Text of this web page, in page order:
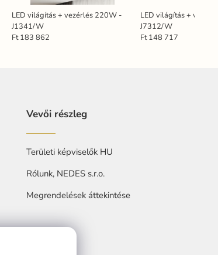
LED világítás + vezérlés 220W -
J1341/W
Ft 183 862
LED világítás +
J7312/W
Ft 148 717
Vevői részleg
Területi képviselők HU
Rólunk, NEDES s.r.o.
Megrendelések áttekintése